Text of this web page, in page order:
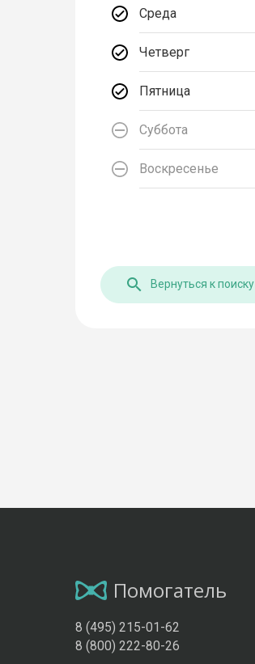
Среда
Четверг
Пятница
Суббота
Воскресенье
Вернуться к поиску
Помогатель
8 (495) 215-01-62
8 (800) 222-80-26